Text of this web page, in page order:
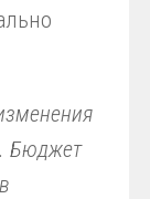
Бюджет